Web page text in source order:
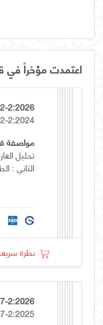
اعتمدت مؤخراً في
2:2026
2:2024
مواصفة
تحليل
الثاني :
نظرة
2:2026
2:2025